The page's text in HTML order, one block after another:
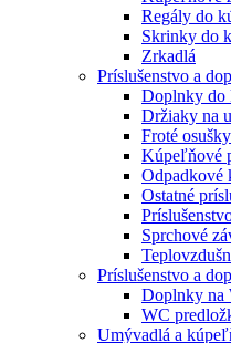
Regály do
Skrinky do
Zrkadlá
Príslušenstvo a
Doplnky do
Držiaky na
Froté
Kúpeľňové
Odpadkové
Ostatné
Sprchové
Príslušenstvo a
Doplnky na
WC
Umývadlá a